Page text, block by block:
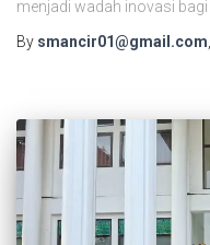
menjadi wadah inovasi
By smancir01@gmail.com